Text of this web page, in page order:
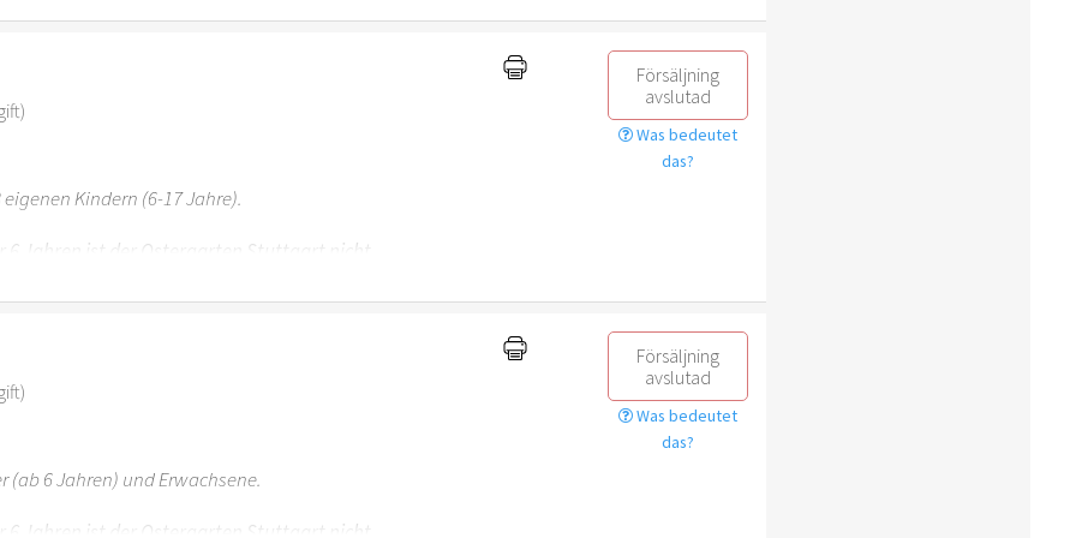
Försäljning
avslutad
Was bedeutet
das?
Kindern (6-17 Jahre).
6 Jahren ist der Ostergarten Stuttgart nicht
Försäljning
avslutad
Was bedeutet
das?
(ab 6 Jahren) und Erwachsene.
6 Jahren ist der Ostergarten Stuttgart nicht